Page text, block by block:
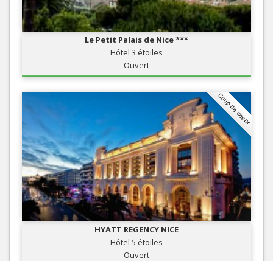
Le Petit Palais de Nice ***
Hôtel 3 étoiles
Ouvert
Coup de coeur
HYATT REGENCY NICE
Hôtel 5 étoiles
Ouvert